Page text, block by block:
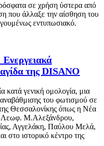
σε χρήση ύστερα από
που άλλαξε την αίσθηση του
εντυπωσιακό.
της DISANO
κατά γενική ομολογία, μια
του φωτισμού σε
Θεσσαλονίκης όπως η Νέα
Λεωφ. Μ.Αλεξάνδρου,
Αγγελάκη, Παύλου Μελά,
στο ιστορικό κέντρο της